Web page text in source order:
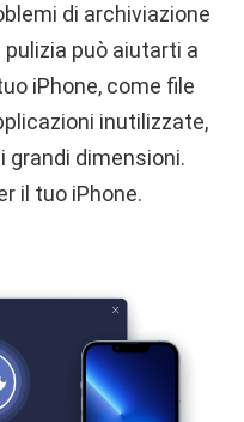
di archiviazione
pulizia può aiutarti a
iPhone, come file
inutilizzate,
grandi dimensioni.
il tuo iPhone.